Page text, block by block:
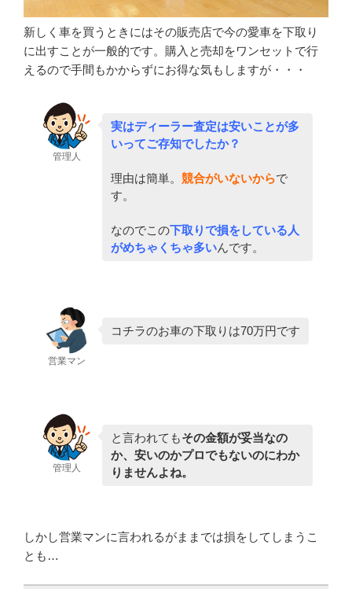
新しく車を買うときにはその販売店で今の愛車を下取り
に出すことが一般的です。購入と売却をワンセットで行
えるので手間もかからずにお得な気もしますが・・・
管理人
実はディーラー査定は安いことが多
いってご存知でしたか？
理由は簡単。 競合がいないからで
す。
なのでこの下取りで損をしている人
がめちゃくちゃ多いんです。
営業マン
コチラのお車の下取りは70万円です
管理人
と言われてもその金額が妥当なの
か、安いのかプロでもないのにわか
りませんよね。
しかし営業マンに言われるがままでは損をしてしまうこ
とも…